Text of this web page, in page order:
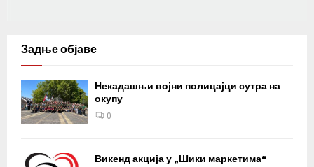
Задње објаве
Некадашњи војни полицајци сутра на
окупу
0
Викенд акција у „Шики маркетима“